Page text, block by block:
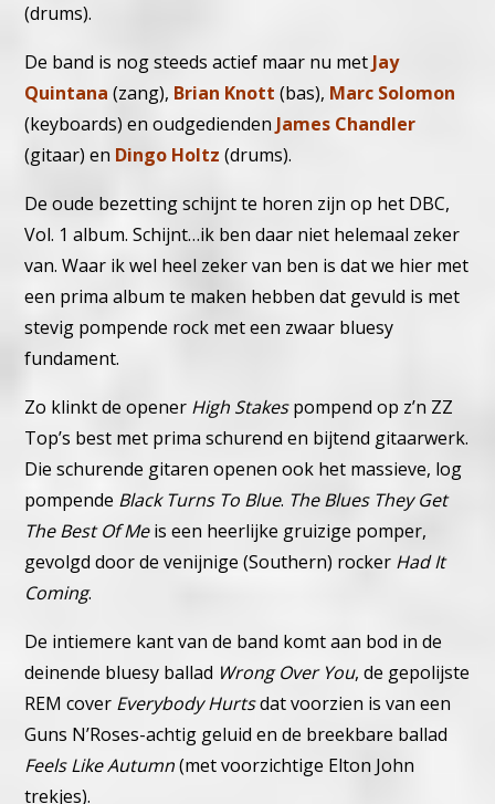
(drums).
De band is nog steeds actief maar nu met Jay
Quintana (zang), Brian Knott (bas), Marc Solomon
(keyboards) en oudgedienden James Chandler
(gitaar) en Dingo Holtz (drums).
De oude bezetting schijnt te horen zijn op het DBC,
Vol. 1 album. Schijnt…ik ben daar niet helemaal zeker
van.Waar ik wel heel zeker van ben is dat we hier met
een prima album te maken hebben dat gevuld is met
stevig pompende rock met een zwaar bluesy
fundament.
Zo klinkt de opener High Stakespompend op z’n ZZ
Top’s best met prima schurend en bijtend gitaarwerk.
Die schurende gitaren openen ook het massieve, log
pompende Black Turns To Blue. The Blues They Get
The Best Of Meis een heerlijke gruizige pomper,
gevolgd door de venijnige (Southern) rocker Had It
Coming.
De intiemere kant van de band komt aan bod in de
deinende bluesy ballad Wrong Over You, de gepolijste
REM cover Everybody Hurtsdat voorzien is van een
Guns N’Roses-achtig geluid en de breekbare ballad
Feels Like Autumn(met voorzichtige Elton John
trekjes).